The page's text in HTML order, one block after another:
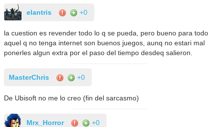
elantris +0
la cuestion es revender todo lo q se pueda, pero bueno para todo
aquel q no tenga internet son buenos juegos, aunq no estari mal
ponerles algun extra por el paso del tiempo desdeq salieron.
MasterChris +0
De Ubisoft no me lo creo (fin del sarcasmo)
Mrx_Horror +0